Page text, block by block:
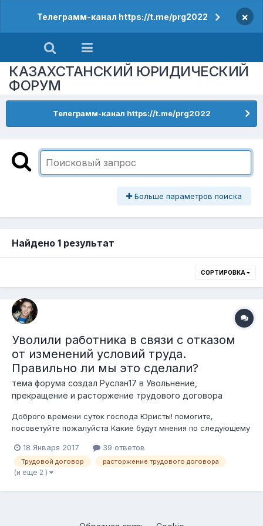
Телеграмм-канал https://t.me/prg2022 ×
КАЗАХСТАНСКИЙ ЮРИДИЧЕСКИЙ
ФОРУМ
Телеграмм-канал https://t.me/prg2022
Больше параметров поиска
Найдено 1 результат
СОРТИРОВКА
Уволили работника в связи с отказом
от изменений условий труда.
Правильно ли мы это сделали?
тема форума создал Руслан17 в Увольнение,
прекращение и расторжение трудового договора
Доброго времени суток господа Юристы! помогите,
посоветуйте пожалуйста Какие будут мнения по следующему
21.09.2016 года Работодатель издает приказ об изменении
условий труда у "Работника" в связи с уменьшением объема
работы. Затем 22.0...
18 Января 2017 39 ответов
Трудовой договор расторжение трудового договора
(и еще 2 )